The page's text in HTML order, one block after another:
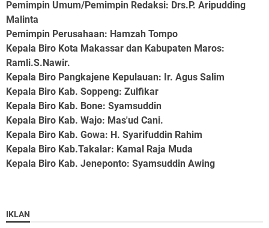
Pemimpin Umum/Pemimpin Redaksi: Drs.P. Aripudding
Malinta
Pemimpin Perusahaan: Hamzah Tompo
Kepala Biro Kota Makassar dan Kabupaten Maros:
Ramli.S.Nawir.
Kepala Biro Pangkajene Kepulauan: Ir. Agus Salim
Kepala Biro Kab. Soppeng: Zulfikar
Kepala Biro Kab. Bone: Syamsuddin
Kepala Biro Kab. Wajo: Mas'ud Cani.
Kepala Biro Kab. Gowa: H. Syarifuddin Rahim
Kepala Biro Kab.Takalar: Kamal Raja Muda
Kepala Biro Kab. Jeneponto: Syamsuddin Awing
IKLAN